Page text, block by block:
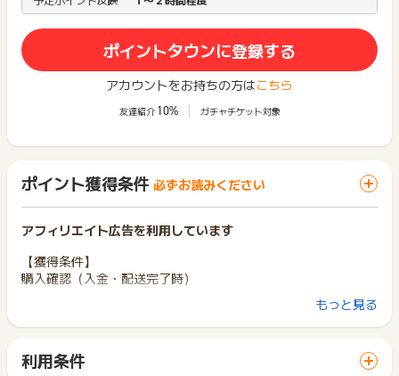
ポイントタウンに登録する
アカウントをお持ちの方はこちら
友達紹介 10% ガチャチケット対象
ポイント獲得条件 必ずお読みください
アフィリエイト広告を利用しています
【獲得条件】
購入確認（入金・配送完了時）
重複、虚偽、入力内容不備、返品、キャンセル、未入金、クレ
もっと見る
利用条件